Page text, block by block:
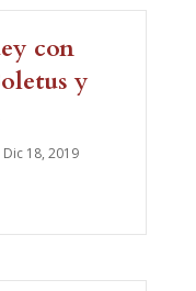
con
y
Dic 18, 2019